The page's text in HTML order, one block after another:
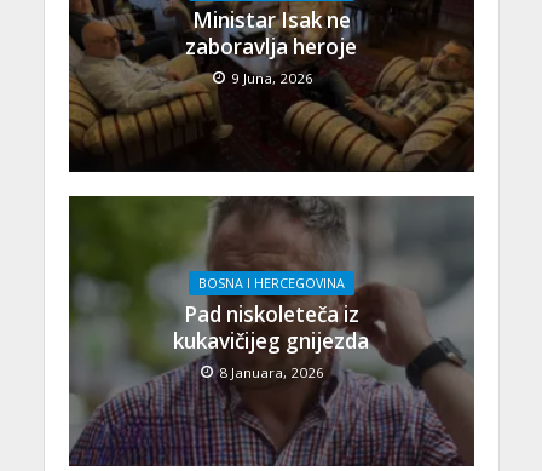
Ministar Isak ne
zaboravlja heroje
9 Juna, 2026
BOSNA I HERCEGOVINA
Pad niskoleteča iz
kukavičijeg gnijezda
8 Januara, 2026